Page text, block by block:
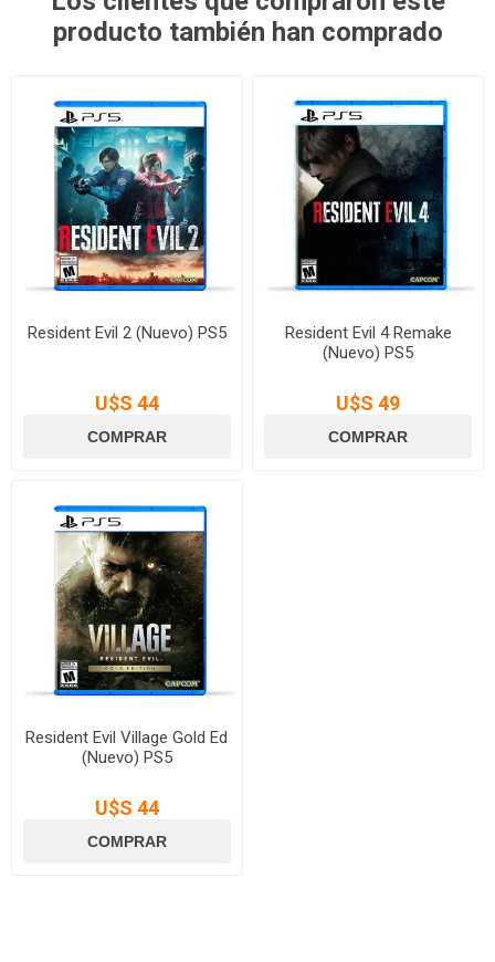
producto también han comprado
Resident Evil 2 (Nuevo) PS5
U$S 44
Resident Evil 4 Remake
(Nuevo) PS5
U$S 49
Resident Evil Village Gold Ed
(Nuevo) PS5
U$S 44